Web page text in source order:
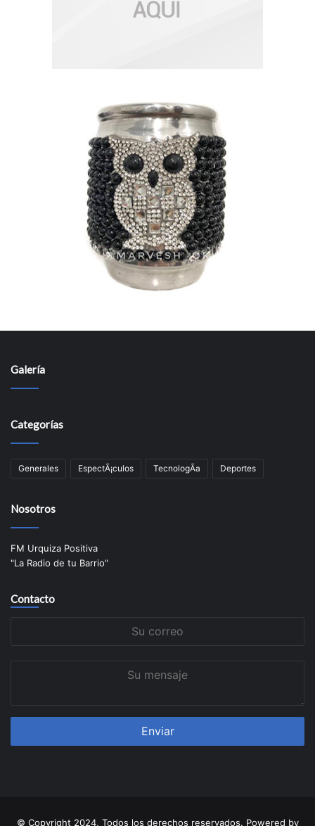
Galería
Categorías
Generales EspectÃ¡culos TecnologÃ­a Deportes
Nosotros
FM Urquiza Positiva
"La Radio de tu Barrio"
Contacto
© Copyright 2024, Todos los derechos reservados. Powered by